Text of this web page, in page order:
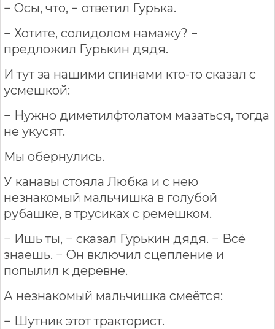
− Осы, что, − ответил Гурька.
− Хотите, солидолом намажу? −
предложил Гурькин дядя.
И тут за нашими спинами кто-то сказал с
усмешкой:
− Нужно диметилфтолатом мазаться, тогда
не укусят.
Мы обернулись.
У канавы стояла Любка и с нею
незнакомый мальчишка в голубой
рубашке, в трусиках с ремешком.
− Ишь ты, − сказал Гурькин дядя. − Всё
знаешь. − Он включил сцепление и
попылил к деревне.
А незнакомый мальчишка смеётся:
− Шутник этот тракторист.